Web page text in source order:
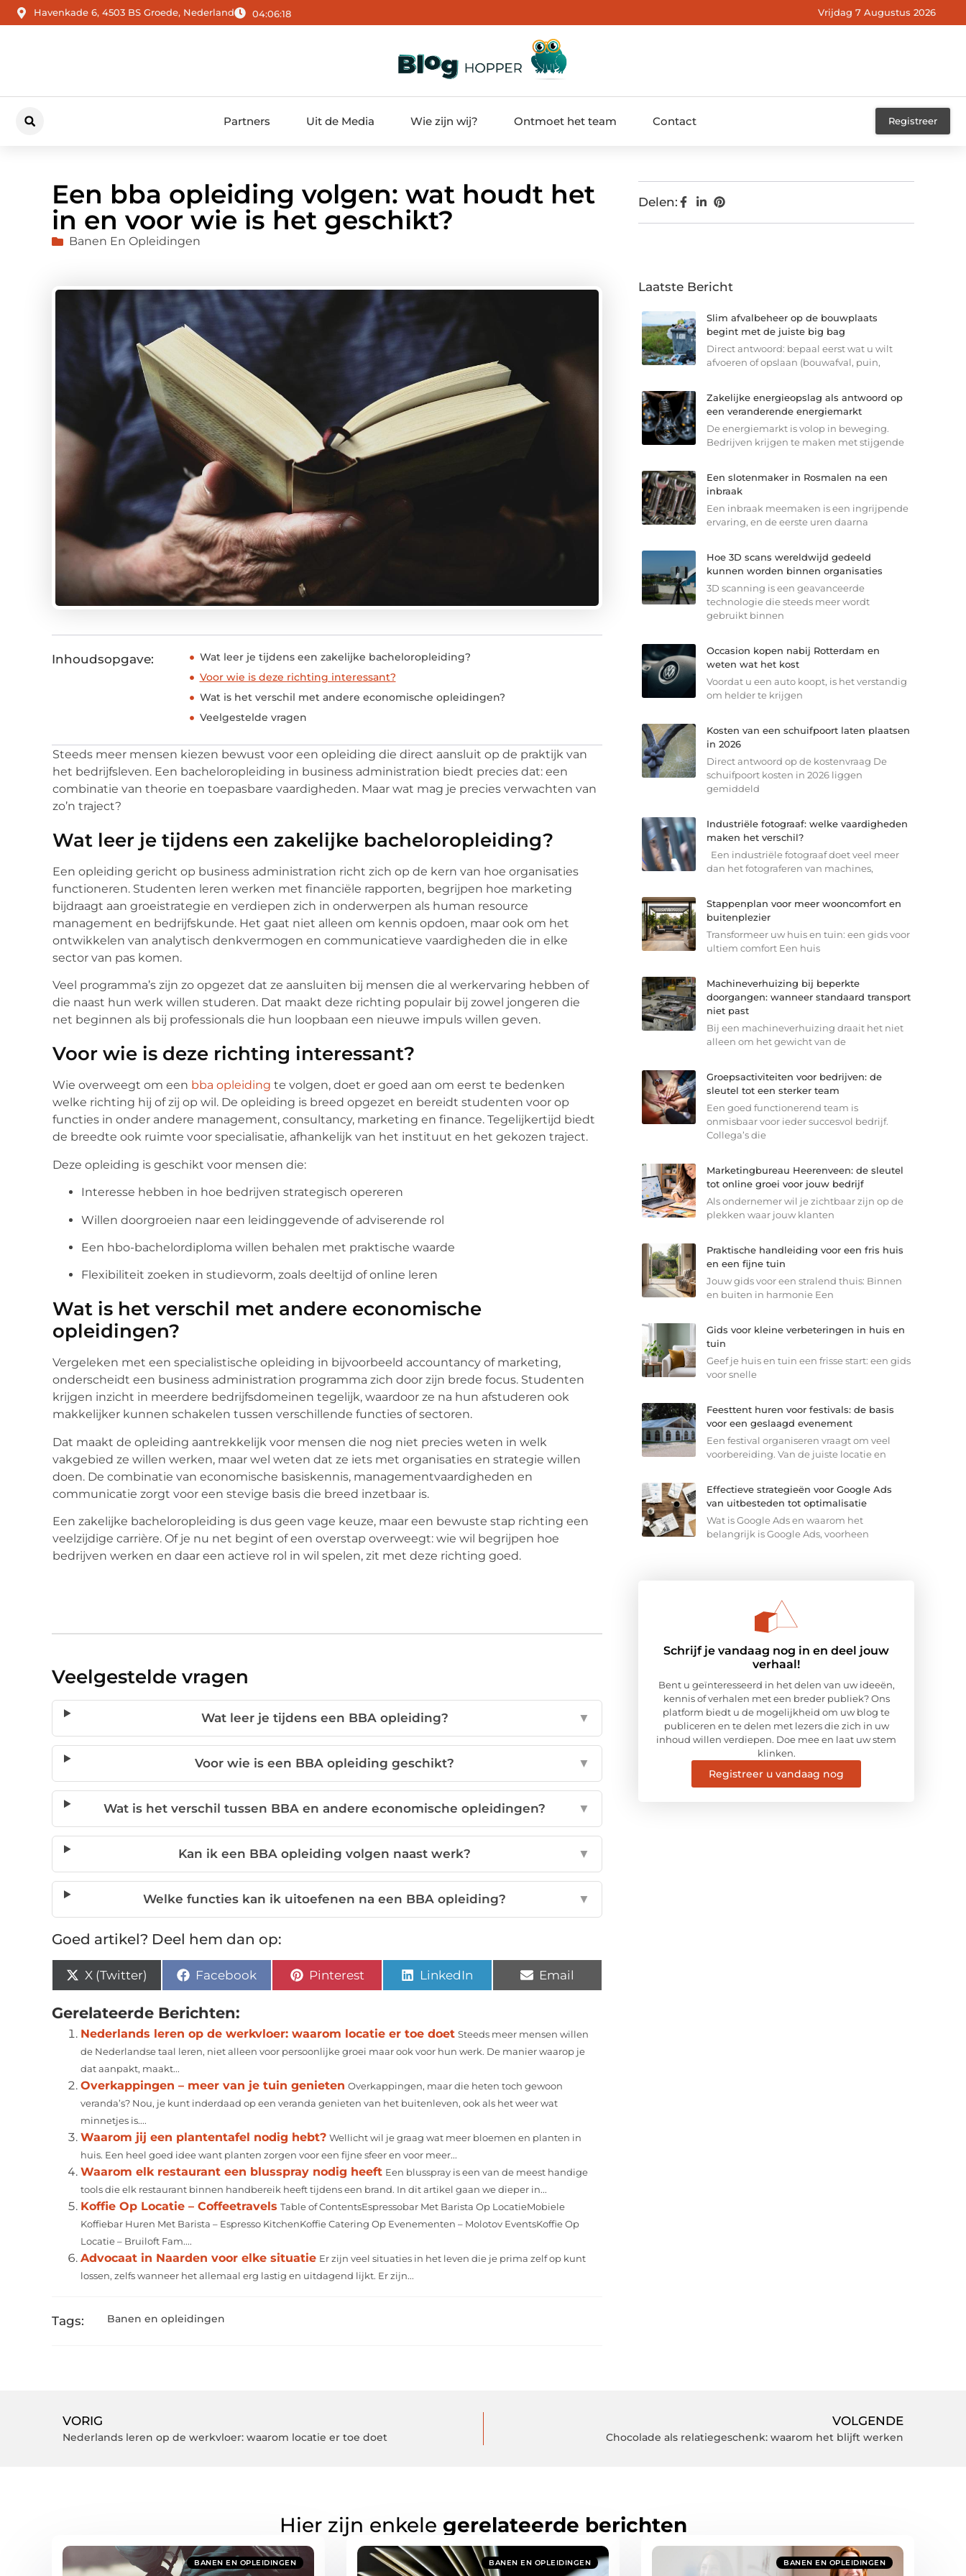
Havenkade 6, 4503 BS Groede, Nederland 04:06:19 Vrijdag 7 Augustus 2026
Partners Uit de Media Wie zijn wij? Ontmoet het team Contact Registreer
Een bba opleiding volgen: wat houdt het
in en voor wie is het geschikt?
Banen En Opleidingen
Inhoudsopgave:
Wat leer je tijdens een zakelijke bacheloropleiding?
Voor wie is deze richting interessant?
Wat is het verschil met andere economische opleidingen?
Veelgestelde vragen
Steeds meer mensen kiezen bewust voor een opleiding die direct aansluit op de praktijk van
het bedrijfsleven. Een bacheloropleiding in business administration biedt precies dat: een
combinatie van theorie en toepasbare vaardigheden. Maar wat mag je precies verwachten van
zo’n traject?
Wat leer je tijdens een zakelijke bacheloropleiding?
Een opleiding gericht op business administration richt zich op de kern van hoe organisaties
functioneren. Studenten leren werken met financiële rapporten, begrijpen hoe marketing
bijdraagt aan groeistrategie en verdiepen zich in onderwerpen als human resource
management en bedrijfskunde. Het gaat niet alleen om kennis opdoen, maar ook om het
ontwikkelen van analytisch denkvermogen en communicatieve vaardigheden die in elke
sector van pas komen.
Veel programma’s zijn zo opgezet dat ze aansluiten bij mensen die al werkervaring hebben of
die naast hun werk willen studeren. Dat maakt deze richting populair bij zowel jongeren die
net beginnen als bij professionals die hun loopbaan een nieuwe impuls willen geven.
Voor wie is deze richting interessant?
Wie overweegt om een bba opleiding te volgen, doet er goed aan om eerst te bedenken
welke richting hij of zij op wil. De opleiding is breed opgezet en bereidt studenten voor op
functies in onder andere management, consultancy, marketing en finance. Tegelijkertijd biedt
de breedte ook ruimte voor specialisatie, afhankelijk van het instituut en het gekozen traject.
Deze opleiding is geschikt voor mensen die:
Interesse hebben in hoe bedrijven strategisch opereren
Willen doorgroeien naar een leidinggevende of adviserende rol
Een hbo-bachelordiploma willen behalen met praktische waarde
Flexibiliteit zoeken in studievorm, zoals deeltijd of online leren
Wat is het verschil met andere economische
opleidingen?
Vergeleken met een specialistische opleiding in bijvoorbeeld accountancy of marketing,
onderscheidt een business administration programma zich door zijn brede focus. Studenten
krijgen inzicht in meerdere bedrijfsdomeinen tegelijk, waardoor ze na hun afstuderen ook
makkelijker kunnen schakelen tussen verschillende functies of sectoren.
Dat maakt de opleiding aantrekkelijk voor mensen die nog niet precies weten in welk
vakgebied ze willen werken, maar wel weten dat ze iets met organisaties en strategie willen
doen. De combinatie van economische basiskennis, managementvaardigheden en
communicatie zorgt voor een stevige basis die breed inzetbaar is.
Een zakelijke bacheloropleiding is dus geen vage keuze, maar een bewuste stap richting een
veelzijdige carrière. Of je nu net begint of een overstap overweegt: wie wil begrijpen hoe
bedrijven werken en daar een actieve rol in wil spelen, zit met deze richting goed.
Veelgestelde vragen
Wat leer je tijdens een BBA opleiding? ▼
Voor wie is een BBA opleiding geschikt? ▼
Wat is het verschil tussen BBA en andere economische opleidingen? ▼
Kan ik een BBA opleiding volgen naast werk? ▼
Welke functies kan ik uitoefenen na een BBA opleiding? ▼
Goed artikel? Deel hem dan op:
X (Twitter) Facebook Pinterest LinkedIn Email
Gerelateerde Berichten:
Nederlands leren op de werkvloer: waarom locatie er toe doet Steeds meer mensen willen
de Nederlandse taal leren, niet alleen voor persoonlijke groei maar ook voor hun werk. De manier waarop je
dat aanpakt, maakt...
Overkappingen – meer van je tuin genieten Overkappingen, maar die heten toch gewoon
veranda’s? Nou, je kunt inderdaad op een veranda genieten van het buitenleven, ook als het weer wat
minnetjes is....
Waarom jij een plantentafel nodig hebt? Wellicht wil je graag wat meer bloemen en planten in
huis. Een heel goed idee want planten zorgen voor een fijne sfeer en voor meer...
Waarom elk restaurant een blusspray nodig heeft Een blusspray is een van de meest handige
tools die elk restaurant binnen handbereik heeft tijdens een brand. In dit artikel gaan we dieper in...
Koffie Op Locatie – Coffeetravels Table of ContentsEspressobar Met Barista Op LocatieMobiele
Koffiebar Huren Met Barista – Espresso KitchenKoffie Catering Op Evenementen – Molotov EventsKoffie Op
Locatie – Bruiloft Fam....
Advocaat in Naarden voor elke situatie Er zijn veel situaties in het leven die je prima zelf op kunt
lossen, zelfs wanneer het allemaal erg lastig en uitdagend lijkt. Er zijn...
Tags: Banen en opleidingen
Delen:
Laatste Bericht
Slim afvalbeheer op de bouwplaats
begint met de juiste big bag
Direct antwoord: bepaal eerst wat u wilt
afvoeren of opslaan (bouwafval, puin,
Zakelijke energieopslag als antwoord op
een veranderende energiemarkt
De energiemarkt is volop in beweging.
Bedrijven krijgen te maken met stijgende
Een slotenmaker in Rosmalen na een
inbraak
Een inbraak meemaken is een ingrijpende
ervaring, en de eerste uren daarna
Hoe 3D scans wereldwijd gedeeld
kunnen worden binnen organisaties
3D scanning is een geavanceerde
technologie die steeds meer wordt
gebruikt binnen
Occasion kopen nabij Rotterdam en
weten wat het kost
Voordat u een auto koopt, is het verstandig
om helder te krijgen
Kosten van een schuifpoort laten plaatsen
in 2026
Direct antwoord op de kostenvraag De
schuifpoort kosten in 2026 liggen
gemiddeld
Industriële fotograaf: welke vaardigheden
maken het verschil?
Een industriële fotograaf doet veel meer
dan het fotograferen van machines,
Stappenplan voor meer wooncomfort en
buitenplezier
Transformeer uw huis en tuin: een gids voor
ultiem comfort Een huis
Machineverhuizing bij beperkte
doorgangen: wanneer standaard transport
niet past
Bij een machineverhuizing draait het niet
alleen om het gewicht van de
Groepsactiviteiten voor bedrijven: de
sleutel tot een sterker team
Een goed functionerend team is
onmisbaar voor ieder succesvol bedrijf.
Collega’s die
Marketingbureau Heerenveen: de sleutel
tot online groei voor jouw bedrijf
Als ondernemer wil je zichtbaar zijn op de
plekken waar jouw klanten
Praktische handleiding voor een fris huis
en een fijne tuin
Jouw gids voor een stralend thuis: Binnen
en buiten in harmonie Een
Gids voor kleine verbeteringen in huis en
tuin
Geef je huis en tuin een frisse start: een gids
voor snelle
Feesttent huren voor festivals: de basis
voor een geslaagd evenement
Een festival organiseren vraagt om veel
voorbereiding. Van de juiste locatie en
Effectieve strategieën voor Google Ads
van uitbesteden tot optimalisatie
Wat is Google Ads en waarom het
belangrijk is Google Ads, voorheen
Schrijf je vandaag nog in en deel jouw
verhaal!
Bent u geïnteresseerd in het delen van uw ideeën,
kennis of verhalen met een breder publiek? Ons
platform biedt u de mogelijkheid om uw blog te
publiceren en te delen met lezers die zich in uw
inhoud willen verdiepen. Doe mee en laat uw stem
klinken.
Registreer u vandaag nog
VORIG
Nederlands leren op de werkvloer: waarom locatie er toe doet
VOLGENDE
Chocolade als relatiegeschenk: waarom het blijft werken
Hier zijn enkele gerelateerde berichten
BANEN EN OPLEIDINGEN BANEN EN OPLEIDINGEN BANEN EN OPLEIDINGEN